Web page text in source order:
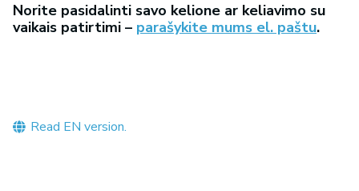
Norite pasidalinti savo kelione ar keliavimo su
vaikais patirtimi – parašykite mums el. paštu.
Read EN version.